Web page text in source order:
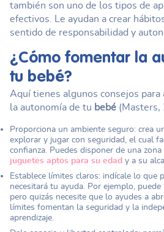
también son uno de los tipos de
efectivos. Le ayudan a crear
sentido de responsabilidad y
¿Cómo fomentar la
tu bebé?
Aquí tienes algunos consejos
la autonomía de tu bebé (Masters,
Proporciona un ambiente seguro: crea
explorar y jugar con seguridad, el cual
confianza. Puedes disponer de una
juguetes aptos para su edad y a su
Establece límites claros: indícale lo que
necesitará tu ayuda. Por ejemplo,
pero quizás necesite que lo ayudes a
límites fomentan la seguridad y la
aprendizaje.